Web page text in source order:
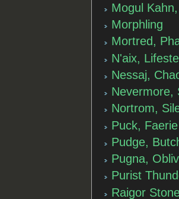
Mogul
Morphling
Mortred,
N'aix,
Nessaj,
Nevermore,
Nortrom,
Puck,
Pudge,
Pugna,
Purist
Raigor